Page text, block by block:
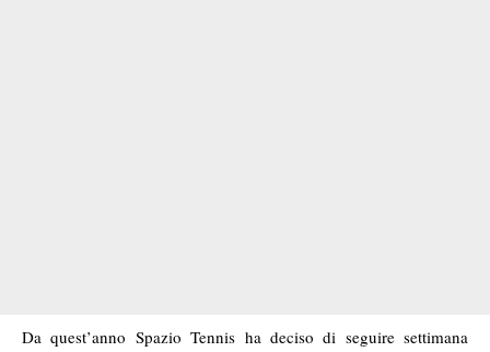
Da quest’anno Spazio Tennis ha deciso di seguire settimana